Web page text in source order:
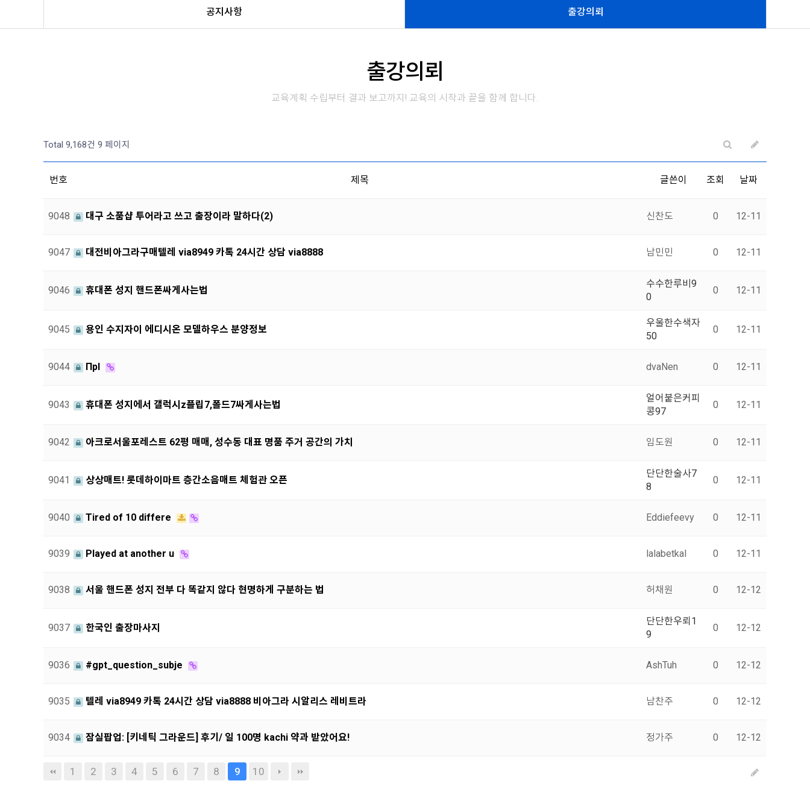
공지사항 출강의뢰
출강의뢰
교육계획 수립부터 결과 보고까지! 교육의 시작과 끝을 함께 합니다.
Total 9,168건 9 페이지
번호 제목 글쓴이 조회 날짜
9048 대구 소품샵 투어라고 쓰고 출장이라 말하다(2) 신찬도 0 12-11
9047 대전비아그라구매텔레 via8949 카톡 24시간 상담 via8888 남민민 0 12-11
9046 휴대폰 성지 핸드폰싸게사는법
수수한루비9
0
0 12-11
9045 용인 수지자이 에디시온 모델하우스 분양정보
우울한수색자
50
0 12-11
9044 Прl dvaNen 0 12-11
9043 휴대폰 성지에서 갤럭시z플립7,폴드7싸게사는법
얼어붙은커피
콩97
0 12-11
9042 아크로서울포레스트 62평 매매, 성수동 대표 명품 주거 공간의 가치 임도원 0 12-11
9041 상상매트! 롯데하이마트 층간소음매트 체험관 오픈
단단한술사7
8
0 12-11
9040 Tired of 10 differe Eddiefeevy 0 12-11
9039 Played at another u lalabetkal 0 12-11
9038 서울 핸드폰 성지 전부 다 똑같지 않다 현명하게 구분하는 법 허채원 0 12-12
9037 한국인 출장마사지
단단한우뢰1
9
0 12-12
9036 #gpt_question_subje AshTuh 0 12-12
9035 텔레 via8949 카톡 24시간 상담 via8888 비아그라 시알리스 레비트라 남찬주 0 12-12
9034 잠실팝업: [키네틱 그라운드] 후기/ 일 100명 kachi 약과 받았어요! 정가주 0 12-12
1 2 3 4 5 6 7 8 9 10